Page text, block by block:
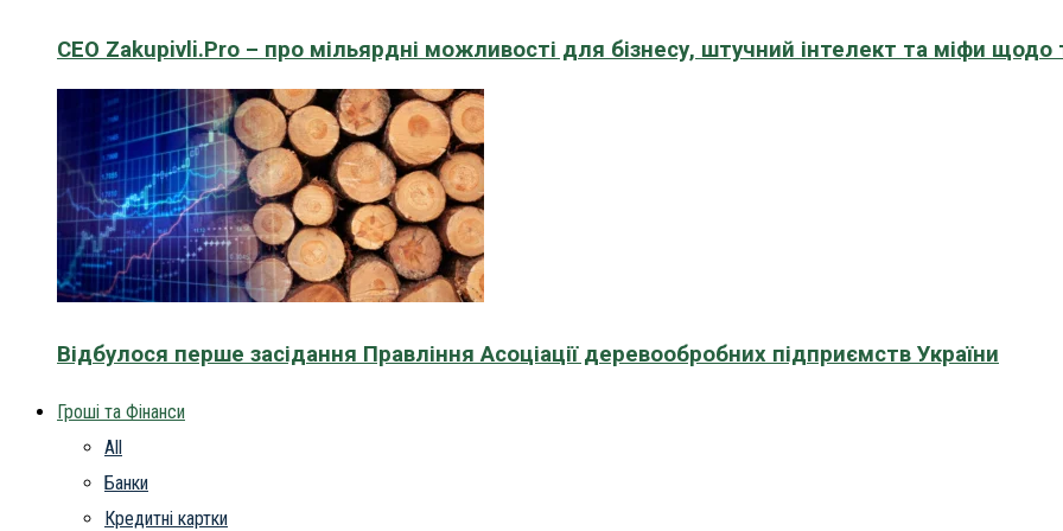
CEO Zakupivli.Pro – про мільярдні можливості для бізнесу, штучний інтелект та міфи щодо
Відбулося перше засідання Правління Асоціації деревообробних підприємств України
Гроші та Фінанси
All
Банки
Кредитні картки